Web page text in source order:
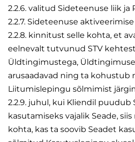
2.2.6. valitud Sideteenuse liik ja
2.2.7. Sideteenuse
2.2.8. kinnitust selle kohta, et
eelnevalt tutvunud STV
Üldtingimustega,
arusaadavad ning ta kohustub
Liitumislepingu sõlmimist
2.2.9. juhul, kui Kliendil puudub
kasutamiseks vajalik Seade,
kohta, kas ta soovib Seadet